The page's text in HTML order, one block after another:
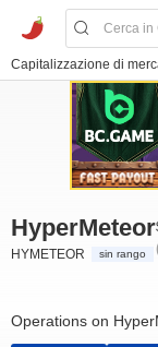
Capitalizzazione di
HyperMeteor
HYMETEOR sin rango
Operations on